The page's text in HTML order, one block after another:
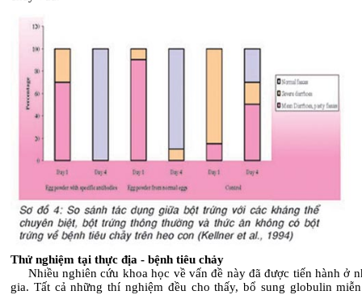
Thử nghiệm tại thực địa - bệnh tiêu chảy
Nhiều nghiên cứu khoa học về vấn đề này đã được tiến hành ở
gia. Tất cả những thí nghiệm đều cho thấy, bổ sung globulin